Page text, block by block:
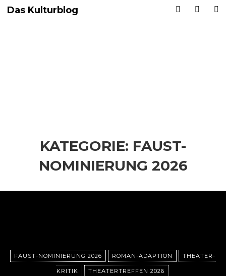
Das Kulturblog
KATEGORIE: FAUST-
NOMINIERUNG 2026
FAUST-NOMINIERUNG 2026 ROMAN-ADAPTION THEATER-
KRITIK THEATERTREFFEN 2026